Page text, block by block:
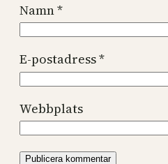
Namn*
E-postadress*
Webbplats